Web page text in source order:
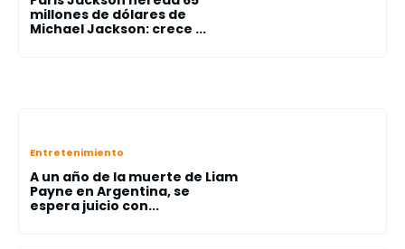
millones de dólares de
Michael Jackson: crece ...
Entretenimiento
A un año de la muerte de Liam
Payne en Argentina, se
espera juicio con...